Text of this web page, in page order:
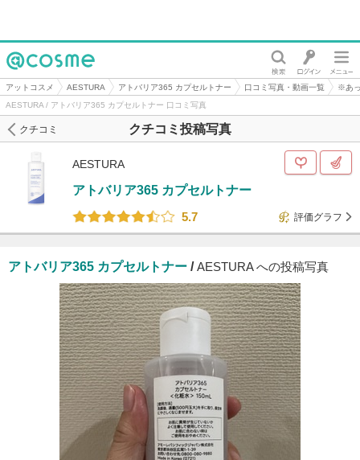
@cosme
アットコスメ AESTURA アトバリア365 カプセルトナー 口コミ写真・動画一覧
※あ
AESTURA / アトバリア365 カプセルトナー 口コミ写真
クチコミ投稿写真
クチコミ
AESTURA
アトバリア365 カプセルトナー
5.7
評価グラフ
アトバリア365 カプセルトナー /AESTURA への投稿写真